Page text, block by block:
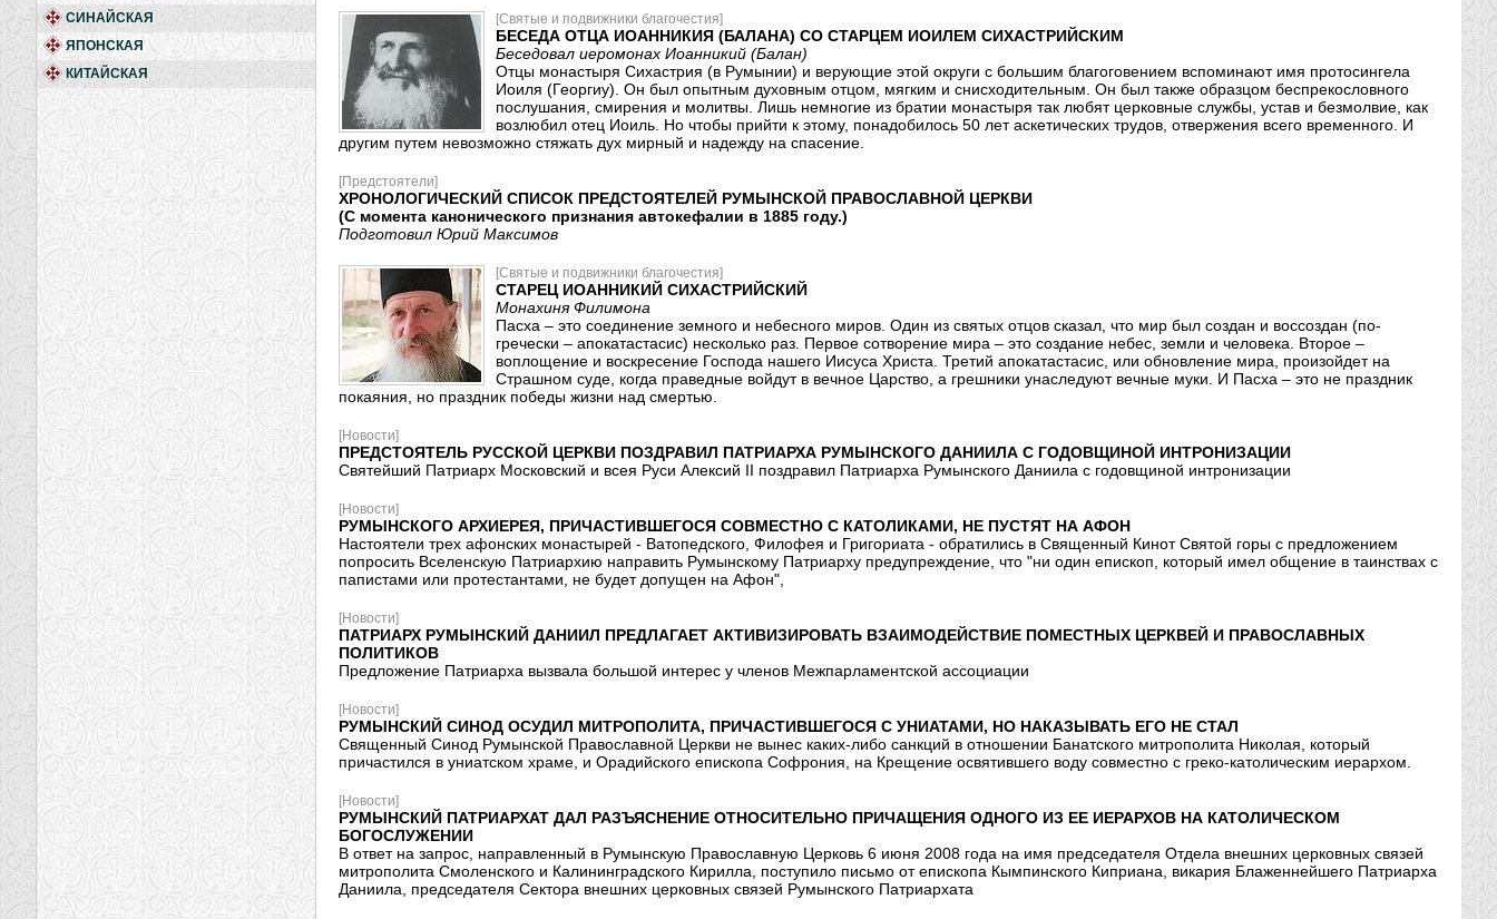
СИНАЙСКАЯ
ЯПОНСКАЯ
КИТАЙСКАЯ
[Святые и подвижники благочестия]
БЕСЕДА ОТЦА ИОАННИКИЯ (БАЛАНА) СО СТАРЦЕМ ИОИЛЕМ СИХАСТРИЙСКИМ
Беседовал иеромонах Иоанникий (Балан)
Отцы монастыря Сихастрия (в Румынии) и верующие этой округи с большим благоговением вспоминают имя протосингела
Иоиля (Георгиу). Он был опытным духовным отцом, мягким и снисходительным. Он был также образцом беспрекословного
послушания, смирения и молитвы. Лишь немногие из братии монастыря так любят церковные службы, устав и безмолвие, как
возлюбил отец Иоиль. Но чтобы прийти к этому, понадобилось 50 лет аскетических трудов, отвержения всего временного. И
другим путем невозможно стяжать дух мирный и надежду на спасение.
[Предстоятели]
ХРОНОЛОГИЧЕСКИЙ СПИСОК ПРЕДСТОЯТЕЛЕЙ РУМЫНСКОЙ ПРАВОСЛАВНОЙ ЦЕРКВИ
(С момента канонического признания автокефалии в 1885 году.)
Подготовил Юрий Максимов
[Святые и подвижники благочестия]
СТАРЕЦ ИОАННИКИЙ СИХАСТРИЙСКИЙ
Монахиня Филимона
Пасха – это соединение земного и небесного миров. Один из святых отцов сказал, что мир был создан и воссоздан (по-
гречески – апокатастасис) несколько раз. Первое сотворение мира – это создание небес, земли и человека. Второе –
воплощение и воскресение Господа нашего Иисуса Христа. Третий апокатастасис, или обновление мира, произойдет на
Страшном суде, когда праведные войдут в вечное Царство, а грешники унаследуют вечные муки. И Пасха – это не праздник
покаяния, но праздник победы жизни над смертью.
[Новости]
ПРЕДСТОЯТЕЛЬ РУССКОЙ ЦЕРКВИ ПОЗДРАВИЛ ПАТРИАРХА РУМЫНСКОГО ДАНИИЛА С ГОДОВЩИНОЙ ИНТРОНИЗАЦИИ
Святейший Патриарх Московский и всея Руси Алексий II поздравил Патриарха Румынского Даниила с годовщиной интронизации
[Новости]
РУМЫНСКОГО АРХИЕРЕЯ, ПРИЧАСТИВШЕГОСЯ СОВМЕСТНО С КАТОЛИКАМИ, НЕ ПУСТЯТ НА АФОН
Настоятели трех афонских монастырей - Ватопедского, Филофея и Григориата - обратились в Священный Кинот Святой горы с предложением
попросить Вселенскую Патриархию направить Румынскому Патриарху предупреждение, что "ни один епископ, который имел общение в таинствах с
папистами или протестантами, не будет допущен на Афон",
[Новости]
ПАТРИАРХ РУМЫНСКИЙ ДАНИИЛ ПРЕДЛАГАЕТ АКТИВИЗИРОВАТЬ ВЗАИМОДЕЙСТВИЕ ПОМЕСТНЫХ ЦЕРКВЕЙ И ПРАВОСЛАВНЫХ
ПОЛИТИКОВ
Предложение Патриарха вызвала большой интерес у членов Межпарламентской ассоциации
[Новости]
РУМЫНСКИЙ СИНОД ОСУДИЛ МИТРОПОЛИТА, ПРИЧАСТИВШЕГОСЯ С УНИАТАМИ, НО НАКАЗЫВАТЬ ЕГО НЕ СТАЛ
Священный Синод Румынской Православной Церкви не вынес каких-либо санкций в отношении Банатского митрополита Николая, который
причастился в униатском храме, и Орадийского епископа Софрония, на Крещение освятившего воду совместно с греко-католическим иерархом.
[Новости]
РУМЫНСКИЙ ПАТРИАРХАТ ДАЛ РАЗЪЯСНЕНИЕ ОТНОСИТЕЛЬНО ПРИЧАЩЕНИЯ ОДНОГО ИЗ ЕЕ ИЕРАРХОВ НА КАТОЛИЧЕСКОМ
БОГОСЛУЖЕНИИ
В ответ на запрос, направленный в Румынскую Православную Церковь 6 июня 2008 года на имя председателя Отдела внешних церковных связей
митрополита Смоленского и Калининградского Кирилла, поступило письмо от епископа Кымпинского Киприана, викария Блаженнейшего Патриарха
Даниила, председателя Сектора внешних церковных связей Румынского Патриархата